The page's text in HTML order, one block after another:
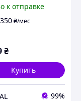
к отправке
350₴/мес
₴
Купить
99%